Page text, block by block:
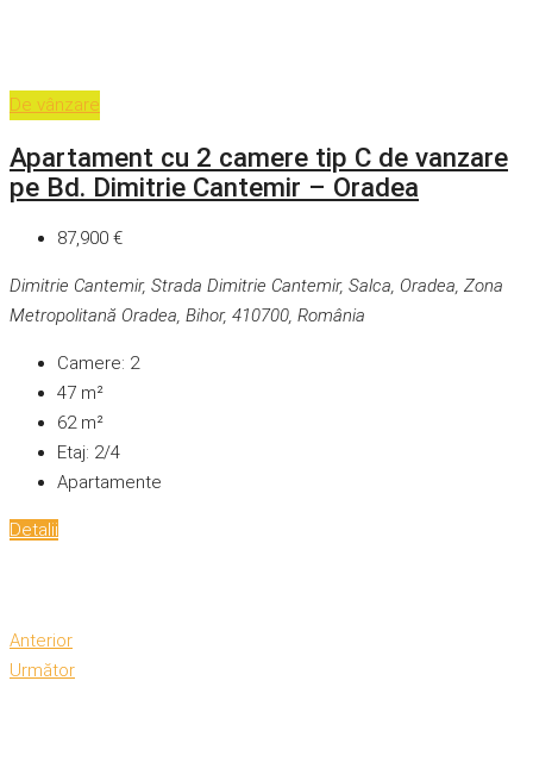
De vânzare
Apartament cu 2 camere tip C de vanzare
pe Bd. Dimitrie Cantemir – Oradea
87,900 €
Dimitrie Cantemir, Strada Dimitrie Cantemir, Salca, Oradea, Zona
Metropolitană Oradea, Bihor, 410700, România
Camere: 2
47 m²
62m²
Etaj: 2/4
Apartamente
Detalii
Anterior
Următor